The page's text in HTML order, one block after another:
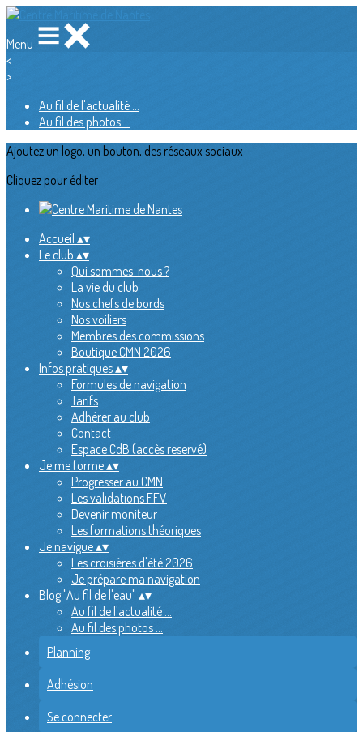
Menu
<
>
Au fil de l'actualité ...
Au fil des photos ...
Ajoutez un logo, un bouton, des réseaux sociaux
Cliquez pour éditer
Accueil ▴▾
Le club ▴▾
Qui sommes-nous ?
La vie du club
Nos chefs de bords
Nos voiliers
Membres des commissions
Boutique CMN 2026
Infos pratiques▴▾
Formules de navigation
Tarifs
Adhérer au club
Contact
Espace CdB (accès reservé)
Je me forme▴▾
Progresser au CMN
Les validations FFV
Devenir moniteur
Les formations théoriques
Je navigue▴▾
Les croisières d'été 2026
Je prépare ma navigation
Blog "Au fil de l'eau" ▴▾
Au fil de l'actualité ...
Au fil des photos ...
Planning
Adhésion
Se connecter